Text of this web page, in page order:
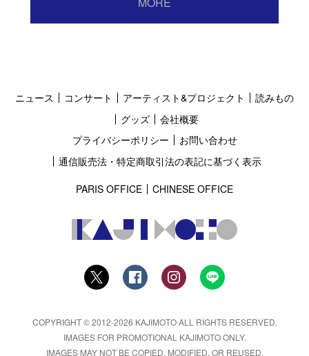
ニュース コンサート アーティスト&プロジェクト
読みもの
グッズ
会社概要
プライバシーポリシー
お問い合わせ
通信販売法・特定商取引法の表記に基づく表示
PARIS OFFICE
CHINESE OFFICE
COPYRIGHT © 2012-2026 KAJIMOTO ALL RIGHTS RESERVED.
IMAGES FOR PROMOTIONAL KAJIMOTO ONLY.
IMAGES MAY NOT BE COPIED, MODIFIED, OR REUSED.